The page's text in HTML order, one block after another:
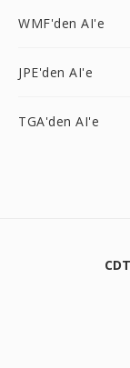
WMF'den AI'e
JPE'den AI'e
TGA'den AI'e